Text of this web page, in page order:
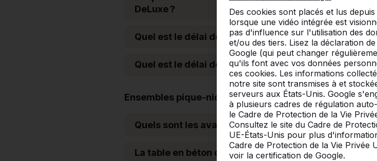
Des cookies sont placés et lus
lorsque une vidéo intégrée est
pas d'influence sur l'utilisation des
et/ou des tiers. Lisez la déclaration
Google (qui peut changer
qu'ils font avec vos données
ces cookies. Les informations
notre site sont transmises à et
serveurs aux États-Unis. Google
à plusieurs cadres de régulation
le Cadre de Protection de la Vie
Consultez le site du Cadre de
UE-États-Unis pour plus
Cadre de Protection de la Vie Privée
voir la certification de Google.
DeLuxe ?
Quel est le délai de paiement pour les tables et bancs
Quel est le délai de livraison des produits en béton ?
Ensembles pique-nique
Quels sont les avantages du bambou ?
La table en béton doit-elle être de niveau ?